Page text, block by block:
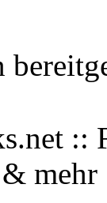
::
&